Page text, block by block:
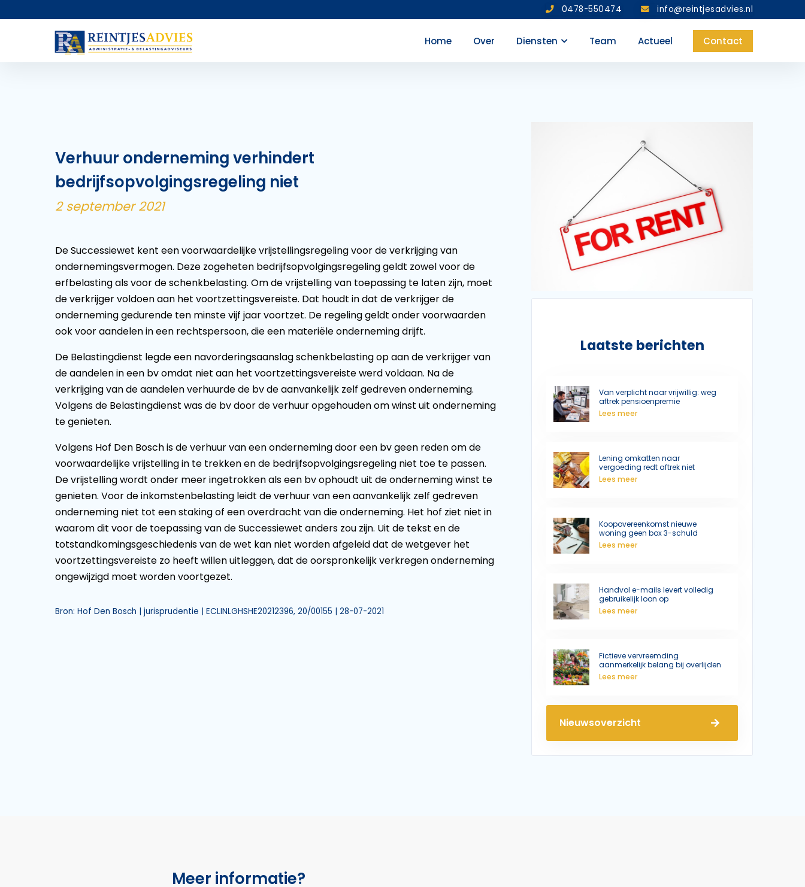
0478-550474 info@reintjesadvies.nl
Home Over Diensten Team Actueel Contact
Verhuur onderneming verhindert
bedrijfsopvolgingsregeling niet
2 september 2021
De Successiewet kent een voorwaardelijke vrijstellingsregeling voor de verkrijging van
ondernemingsvermogen. Deze zogeheten bedrijfsopvolgingsregeling geldt zowel voor de
erfbelasting als voor de schenkbelasting. Om de vrijstelling van toepassing te laten zijn, moet
de verkrijger voldoen aan het voortzettingsvereiste. Dat houdt in dat de verkrijger de
onderneming gedurende ten minste vijf jaar voortzet. De regeling geldt onder voorwaarden
ook voor aandelen in een rechtspersoon, die een materiële onderneming drijft.
De Belastingdienst legde een navorderingsaanslag schenkbelasting op aan de verkrijger van
de aandelen in een bv omdat niet aan het voortzettingsvereiste werd voldaan. Na de
verkrijging van de aandelen verhuurde de bv de aanvankelijk zelf gedreven onderneming.
Volgens de Belastingdienst was de bv door de verhuur opgehouden om winst uit onderneming
te genieten.
Volgens Hof Den Bosch is de verhuur van een onderneming door een bv geen reden om de
voorwaardelijke vrijstelling in te trekken en de bedrijfsopvolgingsregeling niet toe te passen.
De vrijstelling wordt onder meer ingetrokken als een bv ophoudt uit de onderneming winst te
genieten. Voor de inkomstenbelasting leidt de verhuur van een aanvankelijk zelf gedreven
onderneming niet tot een staking of een overdracht van die onderneming. Het hof ziet niet in
waarom dit voor de toepassing van de Successiewet anders zou zijn. Uit de tekst en de
totstandkomingsgeschiedenis van de wet kan niet worden afgeleid dat de wetgever het
voortzettingsvereiste zo heeft willen uitleggen, dat de oorspronkelijk verkregen onderneming
ongewijzigd moet worden voortgezet.
Bron: Hof Den Bosch | jurisprudentie | ECLINLGHSHE20212396, 20/00155 | 28-07-2021
Laatste berichten
Van verplicht naar vrijwillig: weg
aftrek pensioenpremie
Lees meer
Lening omkatten naar
vergoeding redt aftrek niet
Lees meer
Koopovereenkomst nieuwe
woning geen box 3-schuld
Lees meer
Handvol e-mails levert volledig
gebruikelijk loon op
Lees meer
Fictieve vervreemding
aanmerkelijk belang bij overlijden
Lees meer
Nieuwsoverzicht
Meer informatie?